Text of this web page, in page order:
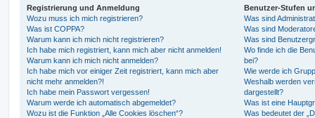
Registrierung und Anmeldung
Wozu muss ich mich registrieren?
Was ist COPPA?
Warum kann ich mich nicht registrieren?
Ich habe mich registriert, kann mich aber nicht anmelden!
Warum kann ich mich nicht anmelden?
Ich habe mich vor einiger Zeit registriert, kann mich aber
nicht mehr anmelden?!
Ich habe mein Passwort vergessen!
Warum werde ich automatisch abgemeldet?
Wozu ist die Funktion „Alle Cookies löschen“?
Benutzer-Stufen
Was sind
Was sind
Was sind
Wo finde ich die
bei?
Wie werde ich
Weshalb werden
dargestellt?
Was ist eine
Was bedeutet der